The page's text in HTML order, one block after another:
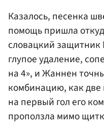
Казалось, песенка
помощь пришла
словацкий
глупое удаление,
на 4», и Жаннен
комбинацию, как
на первый гол его
проползла мимо